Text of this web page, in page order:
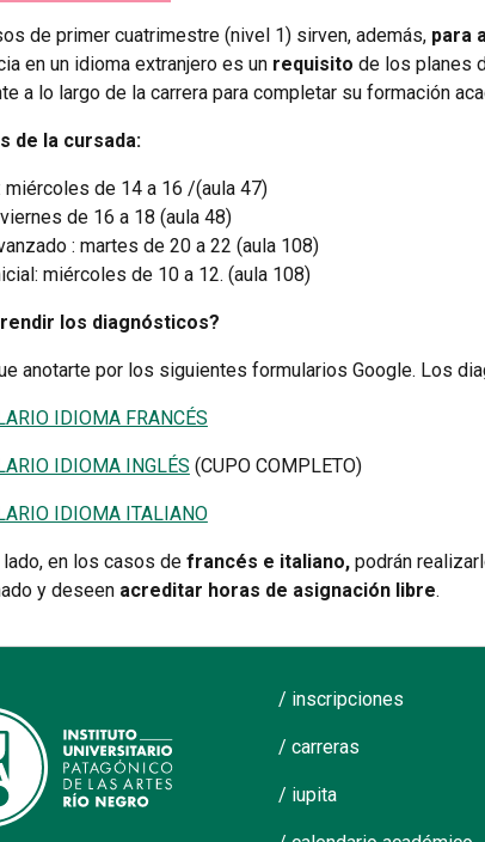
de primer cuatrimestre (nivel 1) sirven, además, para
en un idioma extranjero es un requisito de los planes
a lo largo de la carrera para completar su formación
de la cursada:
miércoles de 14 a 16 /(aula 47)
de 16 a 18 (aula 48)
: martes de 20 a 22 (aula 108)
miércoles de 10 a 12. (aula 108)
los diagnósticos?
anotarte por los siguientes formularios Google. Los
IDIOMA FRANCÉS
IDIOMA INGLÉS (CUPO COMPLETO)
IDIOMA ITALIANO
en los casos de francés e italiano,podrán
y deseen acreditar horas de asignación libre.
/ inscripciones
/ carreras
/ iupita